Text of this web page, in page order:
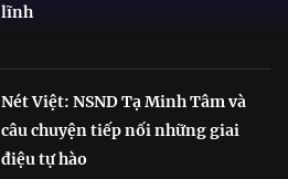
lĩnh
Nét Việt: NSND Tạ Minh Tâm và
câu chuyện tiếp nối những giai
điệu tự hào